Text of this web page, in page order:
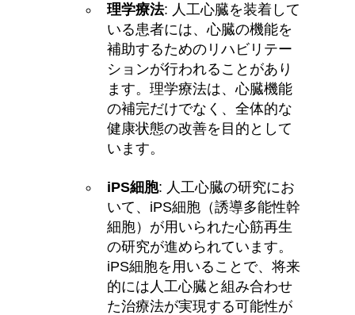
理学療法: 人工心臓を装着して
いる患者には、心臓の機能を
補助するためのリハビリテー
ションが行われることがあり
ます。理学療法は、心臓機能
の補完だけでなく、全体的な
健康状態の改善を目的として
います。
iPS細胞: 人工心臓の研究にお
いて、iPS細胞（誘導多能性幹
細胞）が用いられた心筋再生
の研究が進められています。
iPS細胞を用いることで、将来
的には人工心臓と組み合わせ
た治療法が実現する可能性が